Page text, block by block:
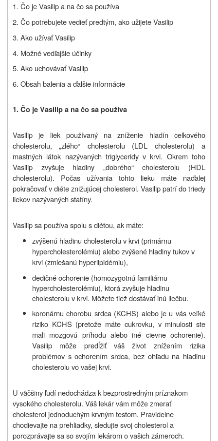
1. Čo je Vasilip a na čo sa používa
2. Čo potrebujete vedieť predtým, ako užijete Vasilip
3. Ako užívať Vasilip
4. Možné vedľajšie účinky
5. Ako uchovávať Vasilip
6. Obsah balenia a ďalšie informácie
1. Čo jeVasilip a na čo sa používa
Vasilip je liek používaný na zníženie hladín celkového
cholesterolu, „zlého“ cholesterolu (LDL cholesterolu) a
mastných látok nazývaných triglyceridy v krvi. Okrem toho
Vasilip zvyšuje hladiny „dobrého“ cholesterolu (HDL
cholesterolu). Počas užívania tohto lieku máte naďalej
pokračovať v diéte znižujúcej cholesterol. Vasilip patrí do triedy
liekov nazývaných statíny.
Vasilip sa používa spolu s diétou, ak máte:
zvýšenú hladinu cholesterolu v krvi (primárnu
hypercholesterolémiu) alebo zvýšené hladiny tukov v
krvi (zmiešanú hyperlipidémiu),
dedičné ochorenie (homozygotnú familiárnu
hypercholesterolémiu), ktorá zvyšuje hladinu
cholesterolu v krvi. Môžete tiež dostávať inú liečbu.
koronárnu chorobu srdca (KCHS) alebo je u vás veľké
riziko KCHS (pretože máte cukrovku, v minulosti ste
mali mozgovú príhodu alebo iné cievne ochorenie).
Vasilip môže predĺžiť váš život znížením rizika
problémov s ochorením srdca, bez ohľadu na hladinu
cholesterolu vo vašej krvi.
U väčšiny ľudí nedochádza k bezprostredným príznakom
vysokého cholesterolu. Váš lekár vám môže zmerať
cholesterol jednoduchým krvným testom. Pravidelne
chodievajte na prehliadky, sledujte svoj cholesterol a
porozprávajte sa so svojím lekárom o vašich zámeroch.